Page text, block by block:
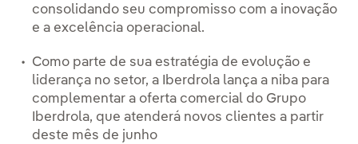
consolidando seu compromisso com a inovação
e a excelência operacional.
Como parte de sua estratégia de evolução e
liderança no setor, a Iberdrola lança a niba para
complementar a oferta comercial do Grupo
Iberdrola, que atenderá novos clientes a partir
deste mês de junho